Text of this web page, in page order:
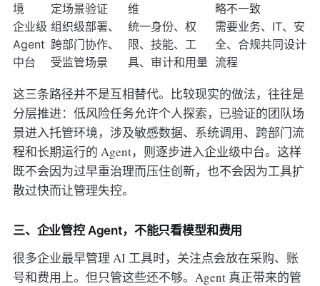
境
定场景验证
维
略不一致
企业级
Agent
中台
组织级部署、
跨部门协作、
受监管场景
统一身份、权
限、技能、工
具、审计和用量
需要业务、IT、安
全、合规共同设计
流程
这三条路径并不是互相替代。比较现实的做法，往往是
分层推进：低风险任务允许个人探索，已验证的团队场
景进入托管环境，涉及敏感数据、系统调用、跨部门流
程和长期运行的 Agent，则逐步进入企业级中台。这样
既不会因为过早重治理而压住创新，也不会因为工具扩
散过快而让管理失控。
三、企业管控 Agent，不能只看模型和费用
很多企业最早管理 AI 工具时，关注点会放在采购、账
号和费用上。但只管这些还不够。Agent 真正带来的管